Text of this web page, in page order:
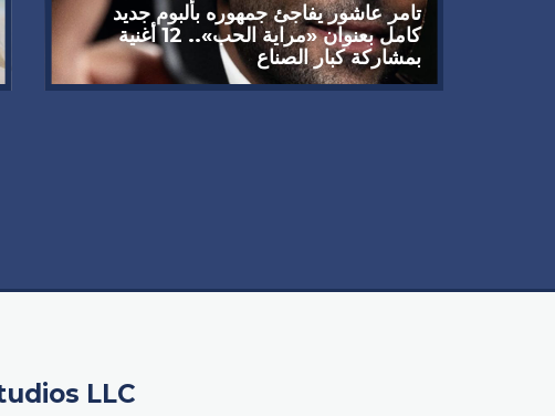
تامر عاشور يفاجئ جمهوره بألبوم جديد
كامل بعنوان «مراية الحب».. 12 أغنية
بمشاركة كبار الصناع
LLC